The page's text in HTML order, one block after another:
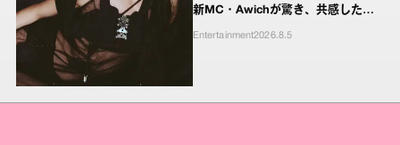
新MC・Awichが驚き、共感したヤ
Entertainment2026.8.5